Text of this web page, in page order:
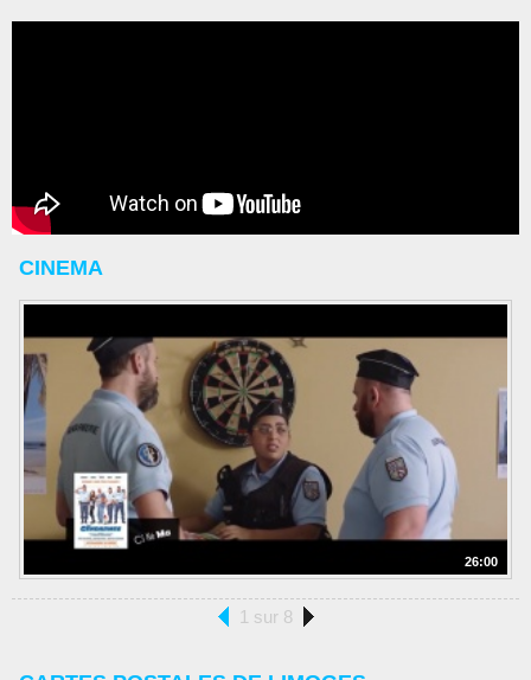
CINEMA
26:00
1 sur 8